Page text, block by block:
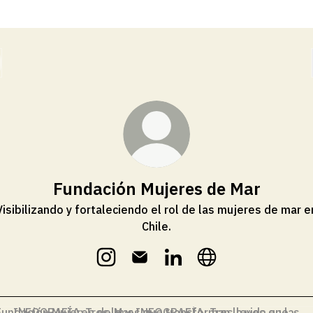
Fundación Mujeres de Mar
y fortaleciendo el rol de las mujeres de mar
Chile.